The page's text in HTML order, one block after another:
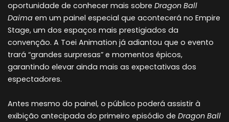
oportunidade de conhecer mais sobre Dragon Ball
Daima em um painel especial que acontecerá no Empire
Stage, um dos espaços mais prestigiados da
convenção. A Toei Animation já adiantou que o evento
trará “grandes surpresas” e momentos épicos,
garantindo elevar ainda mais as expectativas dos
espectadores.
Antes mesmo do painel, o público poderá assistir à
exibição antecipada do primeiro episódio de Dragon Ball